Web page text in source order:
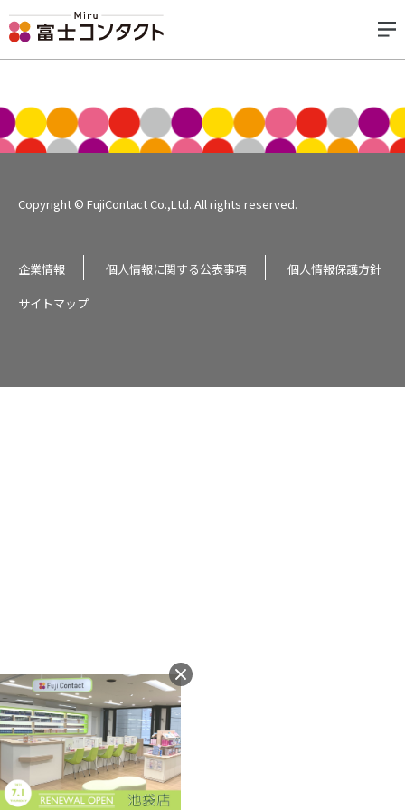
Copyright © FujiContact Co.,Ltd. All rights reserved.
企業情報 個人情報に関する公表事項
個人情報保護方針
サイトマップ